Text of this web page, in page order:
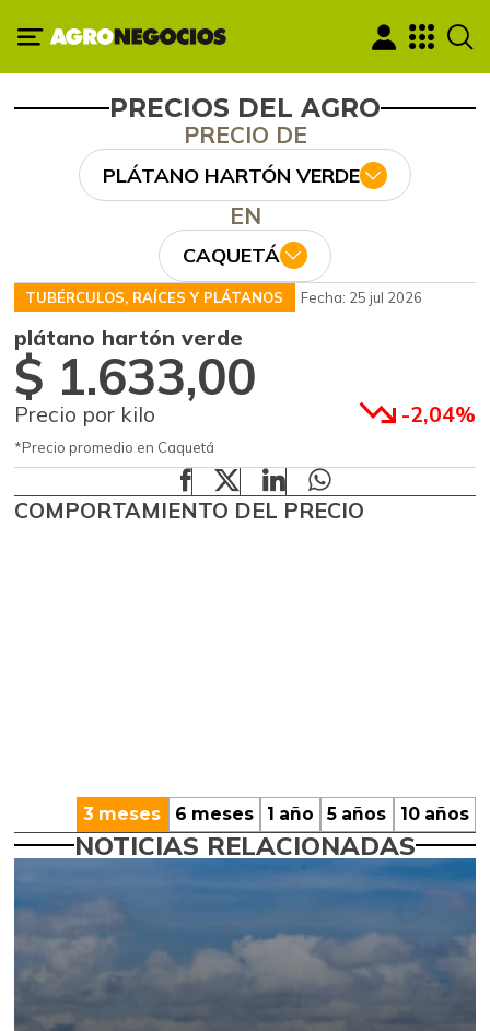
PRECIOS DEL AGRO
PRECIO DE
PLÁTANO HARTÓN VERDE
EN
CAQUETÁ
TUBÉRCULOS, RAÍCES Y PLÁTANOS Fecha: 25 jul 2026
plátano hartón verde
$ 1.633,00
Precio por kilo -2,04%
*Precio promedio en Caquetá
COMPORTAMIENTO DEL PRECIO
3 meses 6 meses 1 año 5 años 10 años
NOTICIAS RELACIONADAS